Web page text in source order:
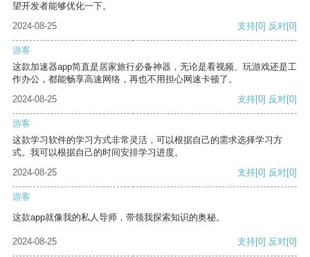
望开发者能够优化一下。
2024-08-25
支持[0] 反对[0]
游客
这款加速器app简直是居家旅行必备神器，无论是看视频、玩游戏还是工
作办公，都能畅享高速网络，再也不用担心网速卡顿了。
2024-08-25
支持[0] 反对[0]
游客
这款学习软件的学习方式非常灵活，可以根据自己的需求选择学习方
式。我可以根据自己的时间安排学习进度。
2024-08-25
支持[0] 反对[0]
游客
这款app就像我的私人导师，带领我探索知识的奥秘。
2024-08-25 支持[0] 反对[0]